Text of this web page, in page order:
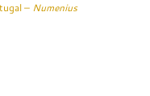
– Numenius